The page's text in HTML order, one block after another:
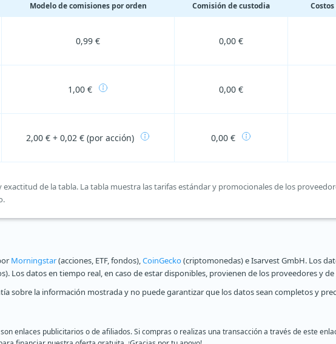
Modelo de comisiones por orden Comisión de custodia
0,99 € 0,00 €
1,00 € 0,00 €
2,00 € + 0,02 € (por acción) 0,00 €
de la tabla. La tabla muestra las tarifas estándar y promocionales de los
Morningstar(acciones, ETF, fondos),CoinGecko(criptomonedas) e Isarvest GmbH. Los
Los datos en tiempo real, en caso de estar disponibles, provienen de los proveedores y de
sobre la información mostrada y no puede garantizar que los datos sean completos y
enlaces publicitarios o de afiliados. Si compras o realizas una transacción a través de este